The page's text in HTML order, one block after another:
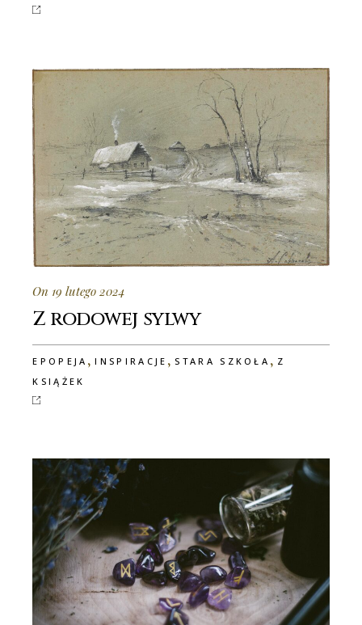
On 19 lutego 2024
Z rodowej sylwy
EPOPEJA ,INSPIRACJE , STARA SZKOŁA , Z
KSIĄŻEK